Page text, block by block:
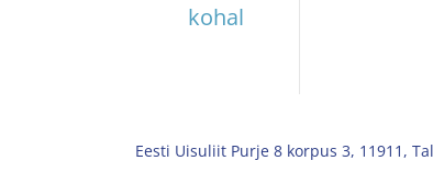
kohal
Eesti Uisuliit Purje 8 korpus 3, 11911,